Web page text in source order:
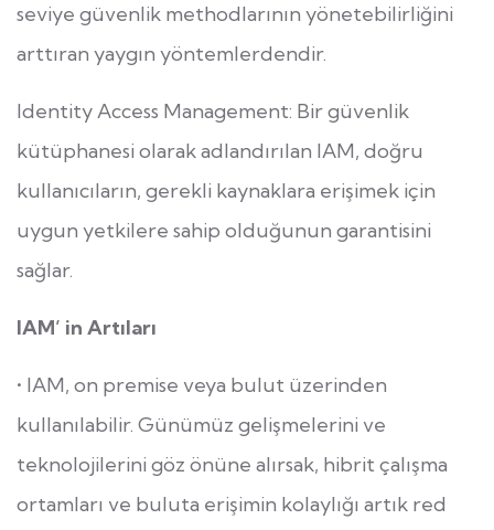
seviye güvenlik methodlarının yönetebilirliğini
arttıran yaygın yöntemlerdendir.
Identity Access Management: Bir güvenlik
kütüphanesi olarak adlandırılan IAM, doğru
kullanıcıların, gerekli kaynaklara erişimek için
uygun yetkilere sahip olduğunun garantisini
sağlar.
IAM’ in Artıları
• IAM, on premise veya bulut üzerinden
kullanılabilir. Günümüz gelişmelerini ve
teknolojilerini göz önüne alırsak, hibrit çalışma
ortamları ve buluta erişimin kolaylığı artık red